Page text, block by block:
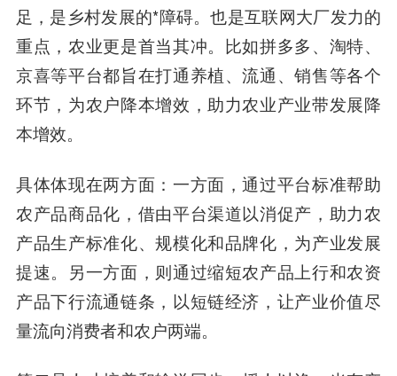
足，是乡村发展的*障碍。也是互联网大厂发力的
重点，农业更是首当其冲。比如拼多多、淘特、
京喜等平台都旨在打通养植、流通、销售等各个
环节，为农户降本增效，助力农业产业带发展降
本增效。
具体体现在两方面：一方面，通过平台标准帮助
农产品商品化，借由平台渠道以消促产，助力农
产品生产标准化、规模化和品牌化，为产业发展
提速。另一方面，则通过缩短农产品上行和农资
产品下行流通链条，以短链经济，让产业价值尽
量流向消费者和农户两端。